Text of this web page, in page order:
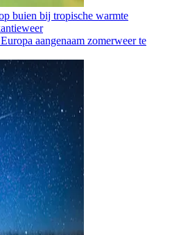
buien bij tropische warmte
aangenaam zomerweer te